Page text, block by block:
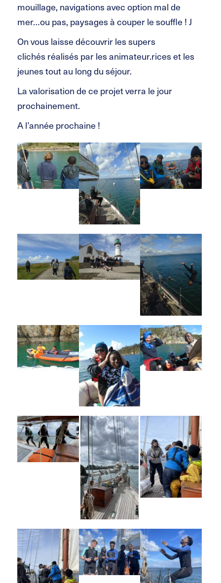
mouillage, navigations avec option mal de
mer…ou pas, paysages à couper le souffle ! J
On vous laisse découvrir les supers
clichés réalisés par les animateur.rices et les
jeunes tout au long du séjour.
La valorisation de ce projet verra le jour
prochainement.
A l’année prochaine !